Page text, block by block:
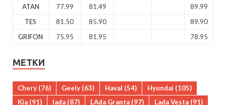
ATAN 77.99 81.49
89.99
TES
81.50 85.90
89.90
GRIFON
75.95 81.95 78.95
МЕТКИ
Chery (76) Geely (63) Haval (54) Hyundai (105)
Kia (91) lada (87) LAda Granta (97) Lada Vesta (91)